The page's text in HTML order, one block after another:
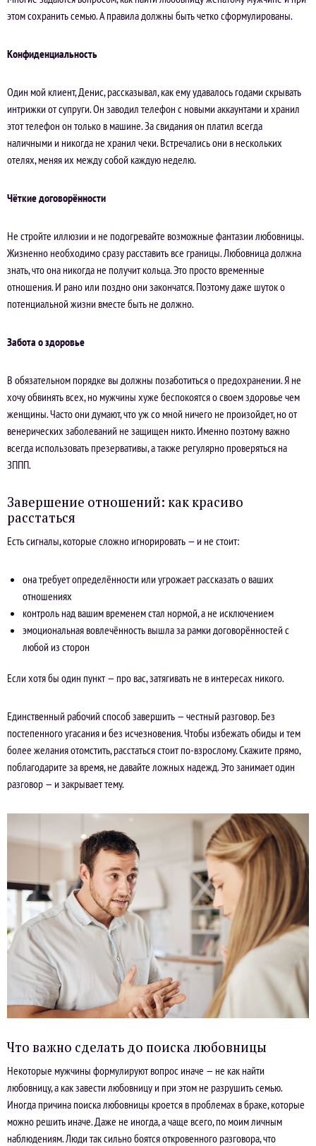
этом сохранить семью. А правила должны быть четко сформулированы.
Конфиденциальность
Один мой клиент, Денис, рассказывал, как ему удавалось годами скрывать
интрижки от супруги. Он заводил телефон с новыми аккаунтами и хранил
этот телефон он только в машине. За свидания он платил всегда
наличными и никогда не хранил чеки. Встречались они в нескольких
отелях, меняя их между собой каждую неделю.
Чёткие договорённости
Не стройте иллюзии и не подогревайте возможные фантазии любовницы.
Жизненно необходимо сразу расставить все границы. Любовница должна
знать, что она никогда не получит кольца. Это просто временные
отношения. И рано или поздно они закончатся. Поэтому даже шуток о
потенциальной жизни вместе быть не должно.
Забота о здоровье
В обязательном порядке вы должны позаботиться о предохранении. Я не
хочу обвинять всех, но мужчины хуже беспокоятся о своем здоровье чем
женщины. Часто они думают, что уж со мной ничего не произойдет, но от
венерических заболеваний не защищен никто. Именно поэтому важно
всегда использовать презервативы, а также регулярно проверяться на
ЗППП.
Завершение отношений: как красиво
расстаться
Есть сигналы, которые сложно игнорировать — и не стоит:
она требует определённости или угрожает рассказать о ваших
отношениях
контроль над вашим временем стал нормой, а не исключением
эмоциональная вовлечённость вышла за рамки договорённостей с
любой из сторон
Если хотя бы один пункт — про вас, затягивать не в интересах никого.
Единственный рабочий способ завершить — честный разговор. Без
постепенного угасания и без исчезновения. Чтобы избежать обиды и тем
более желания отомстить, расстаться стоит по-взрослому. Скажите прямо,
поблагодарите за время, не давайте ложных надежд. Это занимает один
разговор — и закрывает тему.
Что важно сделать до поиска любовницы
Некоторые мужчины формулируют вопрос иначе — не как найти
любовницу, а как завести любовницу и при этом не разрушить семью.
Иногда причина поиска любовницы кроется в проблемах в браке, которые
можно решить иначе. Даже не иногда, а чаще всего, по моим личным
наблюдениям. Люди так сильно боятся откровенного разговора, что